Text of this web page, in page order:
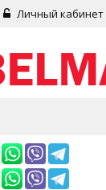
Личный кабинет